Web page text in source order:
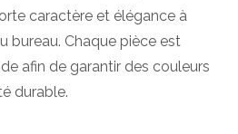
caractère et élégance à
bureau. Chaque pièce est
afin de garantir des couleurs
durable.